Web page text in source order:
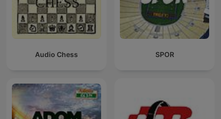
Audio Chess SPOR